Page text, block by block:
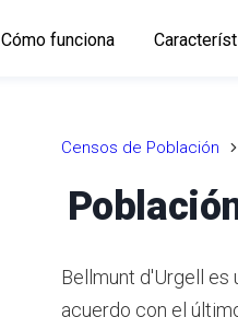
Cómo funciona
Censos de Población
Bellmunt d'Urgell es
acuerdo con el